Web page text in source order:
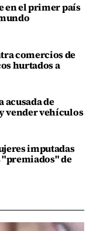
en el primer país
comercios de
hurtados a
acusada de
vender vehículos
imputadas
"premiados" de